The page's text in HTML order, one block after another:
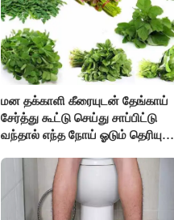
மன தக்காளி கீரையுடன் தேங்காய்
சேர்த்து கூட்டு செய்து சாப்பிட்டு
வந்தால் எந்த நோய் ஓடும் தெரியுமா